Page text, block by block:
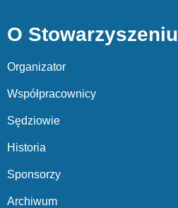
O Stowarzyszeniu
Organizator
Współpracownicy
Sędziowie
Historia
Sponsorzy
Archiwum